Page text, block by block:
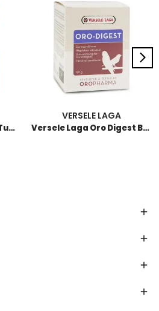
Kanatlı Oil Respiratory Turbo Nefes Açıcı 250 ML
VERSELE LAGA
Versele Laga Oro Digest Bağırsak Düzenleyici 150 GR